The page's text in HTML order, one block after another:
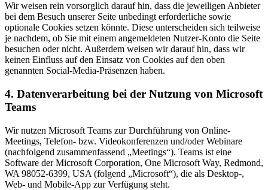
Wir weisen rein vorsorglich darauf hin, dass die jeweiligen Anbieter
bei dem Besuch unserer Seite unbedingt erforderliche sowie
optionale Cookies setzen könnte. Diese unterscheiden sich teilweise
je nachdem, ob Sie mit einem angemeldeten Nutzer-Konto die Seite
besuchen oder nicht. Außerdem weisen wir darauf hin, dass wir
keinen Einfluss auf den Einsatz von Cookies auf den oben
genannten Social-Media-Präsenzen haben.
4. Datenverarbeitung bei der Nutzung von Microsoft
Teams
Wir nutzen Microsoft Teams zur Durchführung von Online-
Meetings, Telefon- bzw. Videokonferenzen und/oder Webinare
(nachfolgend zusammenfassend „Meetings“). Teams ist eine
Software der Microsoft Corporation, One Microsoft Way, Redmond,
WA 98052-6399, USA (folgend „Microsoft“), die als Desktop-,
Web- und Mobile-App zur Verfügung steht.